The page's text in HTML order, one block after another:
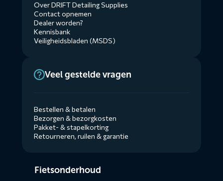
Over DRIFT Detailing Supplies
Contact opnemen
Dealer worden?
Kennisbank
Veiligheidsbladen (MSDS)
Veel gestelde vragen
Bestellen & betalen
Bezorgen & bezorgkosten
Pakket- & stapelkorting
Retourneren, ruilen & garantie
menusFietsonderhoud